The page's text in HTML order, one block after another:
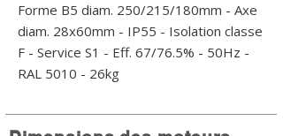
Forme B5 diam. 250/215/180mm - Axe
diam. 28x60mm - IP55 - Isolation classe
F - Service S1 - Eff. 67/76.5% - 50Hz -
RAL 5010 - 26kg